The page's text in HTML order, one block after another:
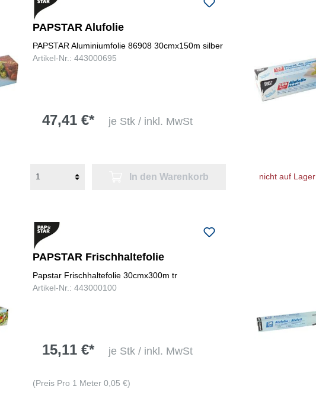
PAPSTAR Alufolie
PAPSTAR Aluminiumfolie 86908 30cmx150m silber
Artikel-Nr.: 443000695
47,41 €* je Stk / inkl. MwSt
In den Warenkorb nicht auf Lager
PAPSTAR Frischhaltefolie
Papstar Frischhaltefolie 30cmx300m tr
Artikel-Nr.: 443000100
15,11 €* je Stk / inkl. MwSt
(Preis Pro 1 Meter 0,05 €)